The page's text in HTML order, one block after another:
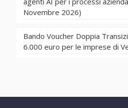
Novembre 2026)
Bando Voucher Doppia
6.000 euro per le imprese di